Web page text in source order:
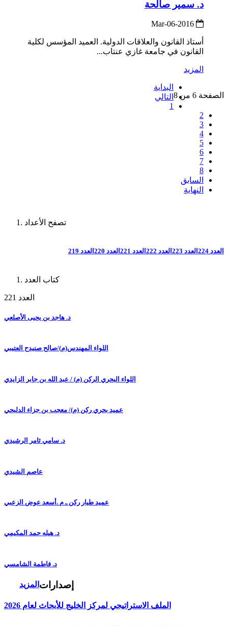
د. سمير صالحة
أستاذ القانون والعلاقات الدولية. العميد المؤسس لكلية
القانون في جامعة غازي عنتاب...
المزيد
الصفحة 6 من 8
البداية
التالي
1
2
3
4
5
6
7
8
السابق
النهاية
تصفح الأعداد
العدد 224 العدد 223 العدد 222 العدد 221 العدد 220 العدد 219
كتاب العدد
العدد 221
د. هاجد بن يحيى الأصلعي
اللواء المهندس(م)/صالح صنيدح العتيبي
اللواء البحري الركن (م) / عبد الله بن جابر الزايدي
عميد بحري ركن (م)/ معجب بن جزاء الدلبحي
د. سامي ثامر الرشيدي
عاصم الشيدي
عميد طيار ركن ـ م .أسعد عوض الزعبي
د. هيله حمد المكيمي
د. فاطمة الشامسي
المزيد إصدارات
الملف الاستراتيجي لمركز الخليج للأبحاث لعام 2026